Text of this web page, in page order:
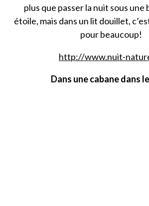
plus que passer la nuit sous une
étoile, mais dans un lit douillet,
pour beaucoup!
http://www.nuit-
Dans une cabane dans